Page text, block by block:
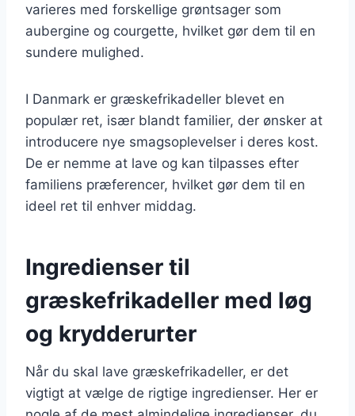
varieres med forskellige grøntsager som
aubergine og courgette, hvilket gør dem til en
sundere mulighed.
I Danmark er græskefrikadeller blevet en
populær ret, især blandt familier, der ønsker at
introducere nye smagsoplevelser i deres kost.
De er nemme at lave og kan tilpasses efter
familiens præferencer, hvilket gør dem til en
ideel ret til enhver middag.
Ingredienser til
græskefrikadeller med løg
og krydderurter
Når du skal lave græskefrikadeller, er det
vigtigt at vælge de rigtige ingredienser. Her er